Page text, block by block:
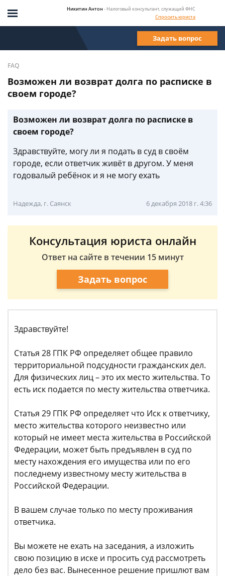
Никитин Антон - Налоговый консультант, служащий ФНС
Спросить юриста
Задать вопрос
FAQ
Возможен ли возврат долга по расписке в
своем городе?
Возможен ли возврат долга по расписке в
своем городе?
Здравствуйте, могу ли я подать в суд в своём
городе, если ответчик живёт в другом. У меня
годовалый ребёнок и я не могу ехать
Надежда, г. Саянск 6 декабря 2018 г. 4:36
Консультация юриста онлайн
Ответ на сайте в течении 15 минут
Задать вопрос
Здравствуйте!
Статья 28 ГПК РФ определяет общее правило
территориальной подсудности гражданских дел.
Для физических лиц – это их место жительства. То
есть иск подается по месту жительства ответчика.
Статья 29 ГПК РФ определяет что Иск к ответчику,
место жительства которого неизвестно или
который не имеет места жительства в Российской
Федерации, может быть предъявлен в суд по
месту нахождения его имущества или по его
последнему известному месту жительства в
Российской Федерации.
В вашем случае только по месту проживания
ответчика.
Вы можете не ехать на заседания, а изложить
свою позицию в иске и просить суд рассмотреть
дело без вас. Вынесенное решение пришлют вам